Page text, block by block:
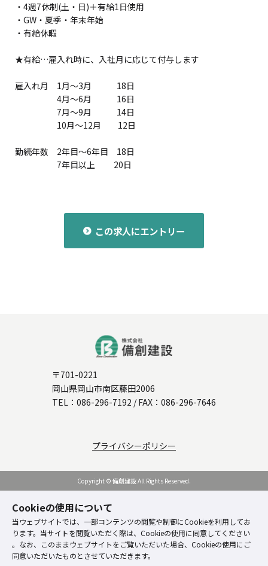
・4週7休制(土・日)＋有給1日使用
・GW・夏季・年末年始
・有給休暇
★有給…雇入れ時に、入社月に応じて付与します
雇入れ月 1月～3月 18日
4月～6月 16日
7月～9月 14日
10月～12月 12日
勤続年数 2年目～6年目 18日
7年目以上 20日
この求人にエントリー
〒701-0221
岡山県岡山市南区藤田2006
TEL： 086-296-7192 / FAX：086-296-7646
プライバシーポリシー
Copyright © 備創建設 All Rights Reserved.
Cookieの使用について
当ウェブサイトでは、一部コンテンツの閲覧や制御にCookieを利用してお
ります。当サイトを閲覧いただく際は、Cookieの使用に同意してください
。なお、このままウェブサイトをご覧いただいた場合、Cookieの使用にご
同意いただいたものとさせていただきます。